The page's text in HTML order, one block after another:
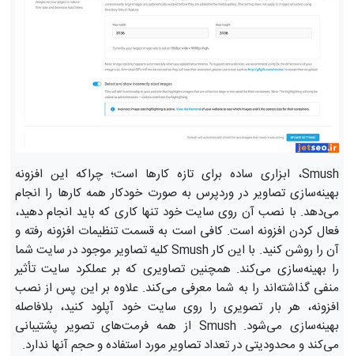
Smush، ابزاری ساده برای تازه کارها است؛ چراکه این افزونه
بهینه‌سازی تصاویر در وردپرس به‌ صورت خودکار همه کارها را انجام
می‌دهد. با نصب آن روی سایت خود تنها کاری که باید انجام دهید،
فعال کردن افزونه است. کافی است به قسمت تنظیمات افزونه رفته و
آن را روشن کنید. با این کار Smush کلیه تصاویر موجود در سایت شما
را بهینه‌سازی می‌کند. همچنین تصاویری که بر عملکرد سایت تأثیر
منفی گذاشته‌اند را به شما معرفی می‌کند. علاوه بر این پس از نصب
افزونه، هر بار تصویری را روی سایت خود آپلود کنید، بلافاصله
بهینه‌سازی می‌شود. Smush از همه فرمت‌های تصویر پشتیبانی
می‌کند و محدودیتی در تعداد تصاویر مورد استفاده و حجم آنها ندارد.